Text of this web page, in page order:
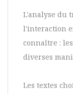
L'analyse du
l'interaction
connaître :
diverses
Les textes